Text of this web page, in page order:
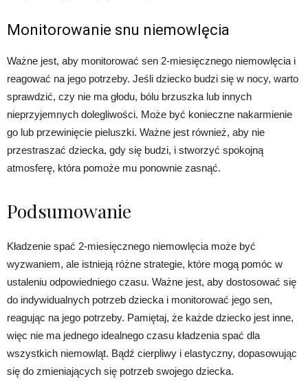
Monitorowanie snu niemowlęcia
Ważne jest, aby monitorować sen 2-miesięcznego niemowlęcia i
reagować na jego potrzeby. Jeśli dziecko budzi się w nocy, warto
sprawdzić, czy nie ma głodu, bólu brzuszka lub innych
nieprzyjemnych dolegliwości. Może być konieczne nakarmienie
go lub przewinięcie pieluszki. Ważne jest również, aby nie
przestraszać dziecka, gdy się budzi, i stworzyć spokojną
atmosferę, która pomoże mu ponownie zasnąć.
Podsumowanie
Kładzenie spać 2-miesięcznego niemowlęcia może być
wyzwaniem, ale istnieją różne strategie, które mogą pomóc w
ustaleniu odpowiedniego czasu. Ważne jest, aby dostosować się
do indywidualnych potrzeb dziecka i monitorować jego sen,
reagując na jego potrzeby. Pamiętaj, że każde dziecko jest inne,
więc nie ma jednego idealnego czasu kładzenia spać dla
wszystkich niemowląt. Bądź cierpliwy i elastyczny, dopasowując
się do zmieniających się potrzeb swojego dziecka.